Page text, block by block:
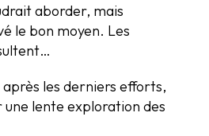
aborder, mais
le bon moyen. Les
les derniers efforts,
lente exploration des